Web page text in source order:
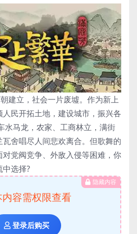
建立，社会一片废墟。作为新上
民开拓土地，建设城市，振兴各
水马龙，农家、工商林立，满街
舍唱尽人间悲欢离合。但歌舞的
党阀竞争、外敌入侵等困难，你
选择?
隐藏内容
内容需权限查看
登录后购买